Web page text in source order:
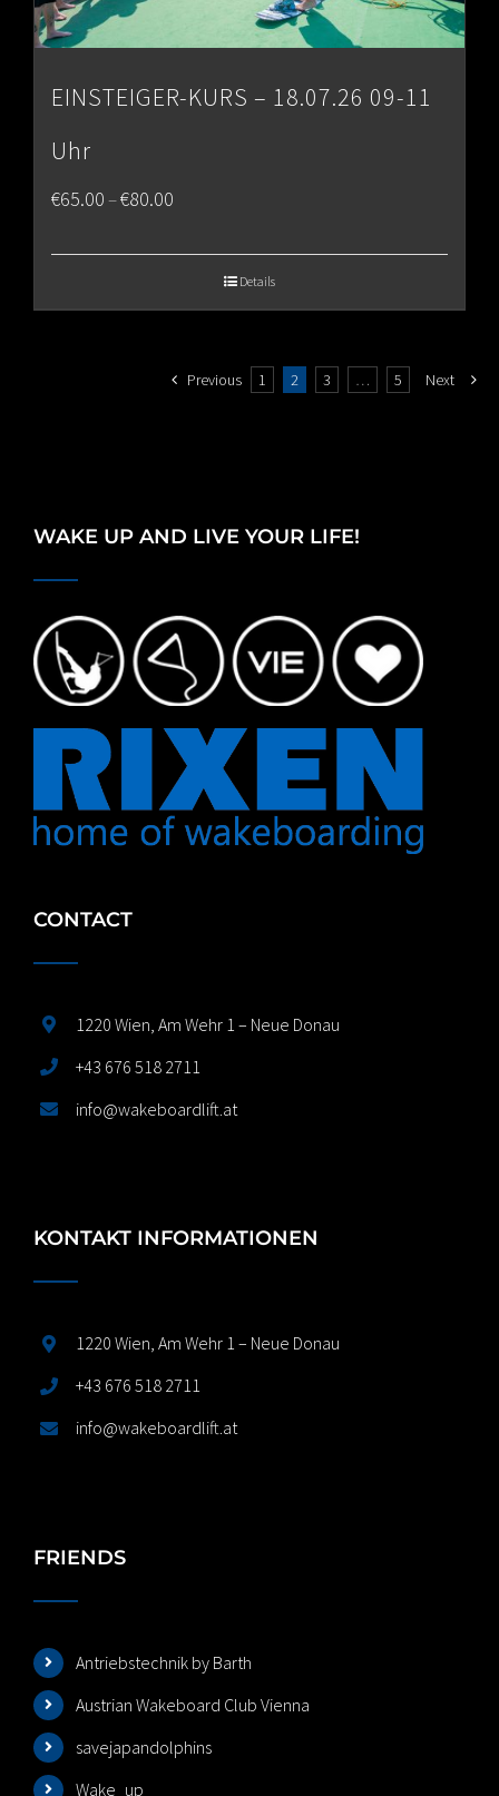
EINSTEIGER-KURS – 18.07.26 09-11
Uhr
€65.00–€80.00
Details
Previous 1 2 3 … 5 Next
WAKE UP AND LIVE YOUR LIFE!
CONTACT
1220 Wien, Am Wehr 1 – Neue Donau
+43 676 518 2711
info@wakeboardlift.at
KONTAKT INFORMATIONEN
1220 Wien, Am Wehr 1 – Neue Donau
+43 676 518 2711
info@wakeboardlift.at
FRIENDS
Antriebstechnik by Barth
Austrian Wakeboard Club Vienna
savejapandolphins
Wake_up